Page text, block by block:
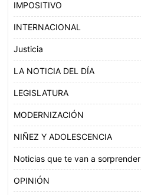
IMPOSITIVO
INTERNACIONAL
Justicia
LA NOTICIA DEL DÍA
LEGISLATURA
MODERNIZACIÓN
NIÑEZ Y ADOLESCENCIA
Noticias que te van a sorprender
OPINIÓN